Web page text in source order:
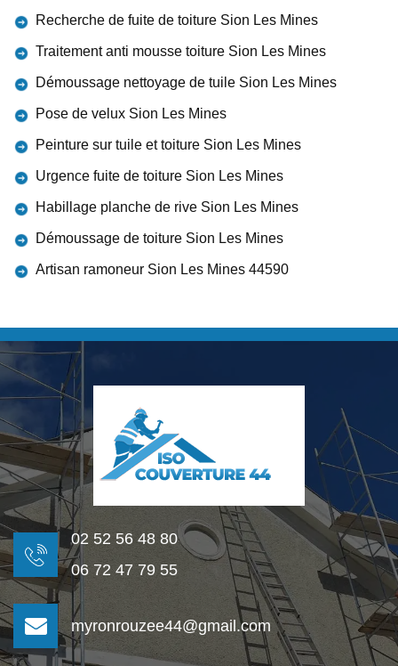
Recherche de fuite de toiture Sion Les Mines
Traitement anti mousse toiture Sion Les Mines
Démoussage nettoyage de tuile Sion Les Mines
Pose de velux Sion Les Mines
Peinture sur tuile et toiture Sion Les Mines
Urgence fuite de toiture Sion Les Mines
Habillage planche de rive Sion Les Mines
Démoussage de toiture Sion Les Mines
Artisan ramoneur Sion Les Mines 44590
02 52 56 48 80
06 72 47 79 55
myronrouzee44@gmail.com